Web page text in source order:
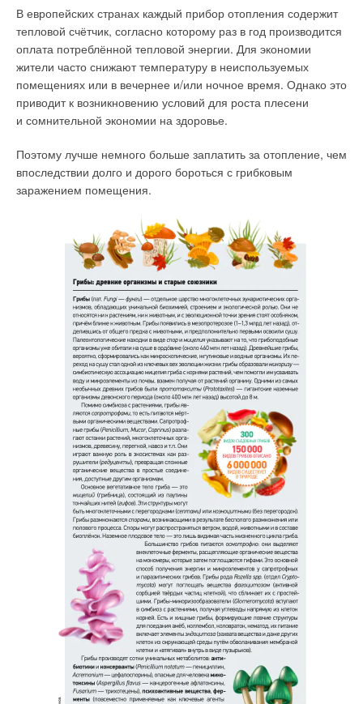
В европейских странах каждый прибор отопления содержит
тепловой счётчик, согласно которому раз в год производится
оплата потреблённой тепловой энергии. Для экономии
жители часто снижают температуру в неиспользуемых
помещениях или в вечернее и/или ночное время. Однако это
приводит к возникновению условий для роста плесени
и сомнительной экономии на здоровье.
Поэтому лучше немного больше заплатить за отопление, чем
впоследствии долго и дорого бороться с грибковым
заражением помещения.